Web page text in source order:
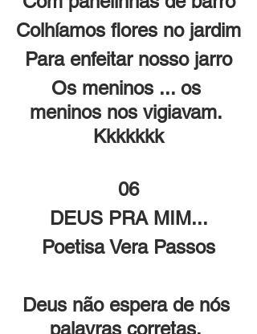
Colhíamos flores no jardim
Para enfeitar nosso jarro
Os meninos ... os
meninos nos vigiavam.
Kkkkkkk
06
DEUS PRA MIM...
Poetisa Vera Passos
Deus não espera de nós
palavras corretas,